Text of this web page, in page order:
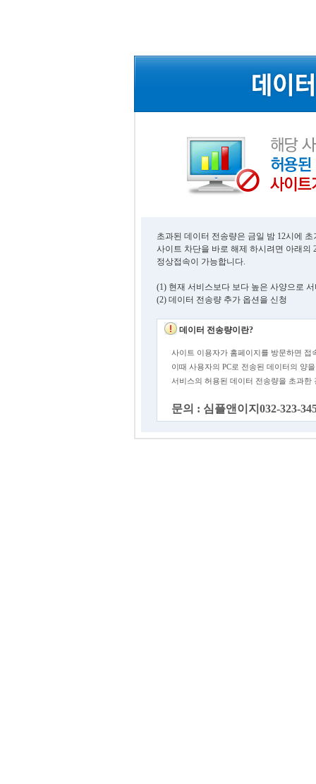
초과된 데이터 전송량은 금일 밤 12시에
사이트 차단을 바로 해제 하시려면 아래의
정상접속이 가능합니다.
(1) 현재 서비스보다 보다 높은 사양으로
(2) 데이터 전송량 추가 옵션을 신청
데이터 전송량이란?
사이트 이용자가 홈페이지를 방문하면 접
이때 사용자의 PC로 전송된 데이터의 양
서비스의 허용된 데이터 전송량을 초과
문의 : 심플앤이지032-323-